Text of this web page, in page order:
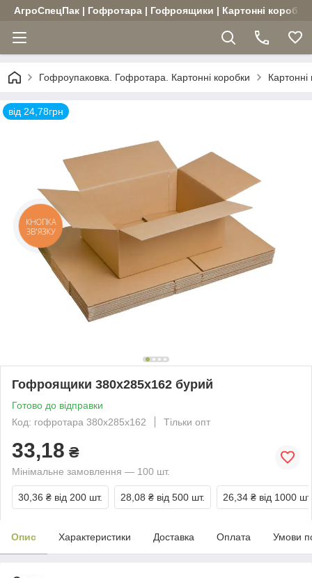
АгроСпецПак | Гофротара | Гофроящики | Картонні
Гофроупаковка. Гофротара. Картонні коробки Картонні
від 24,78грн
Гофроящики 380х285х162 бурий
Готово до відправки
Код: гофротара 380х285х162
Тільки опт
33,18 ₴
Мінімальне замовлення — 100 шт.
30,36 ₴ від 200 шт. 28,08 ₴ від 500 шт. 26,34 ₴ від 1000 шт.
Опис Характеристики Доставка Оплата Умови
КНОПКА
ЗВ'ЯЗКУ